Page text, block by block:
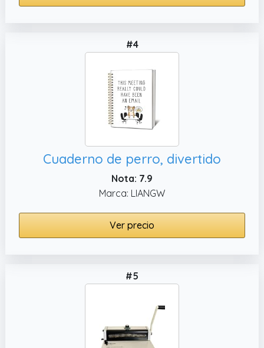
#4
Cuaderno de perro, divertido
Nota: 7.9
Marca: LIANGW
Ver precio
#5